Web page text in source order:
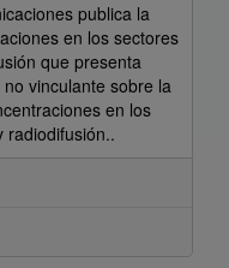
publica la
en los sectores
que presenta
vinculante sobre la
en los
radiodifusión..